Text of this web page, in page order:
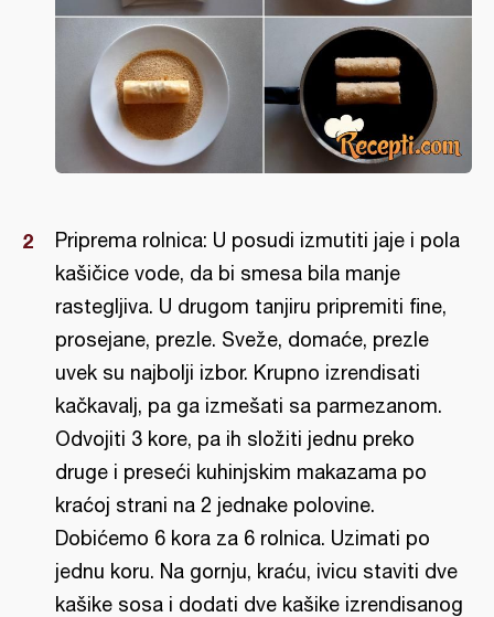
Priprema rolnica: U posudi izmutiti jaje i pola
kašičice vode, da bi smesa bila manje
rastegljiva. U drugom tanjiru pripremiti fine,
prosejane, prezle. Sveže, domaće, prezle
uvek su najbolji izbor. Krupno izrendisati
kačkavalj, pa ga izmešati sa parmezanom.
Odvojiti 3 kore, pa ih složiti jednu preko
druge i preseći kuhinjskim makazama po
kraćoj strani na 2 jednake polovine.
Dobićemo 6 kora za 6 rolnica. Uzimati po
jednu koru. Na gornju, kraću, ivicu staviti dve
kašike sosa i dodati dve kašike izrendisanog